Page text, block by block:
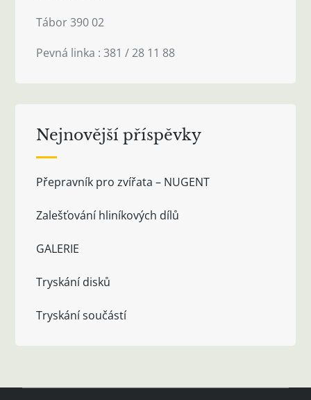
Tábor 390 02
Pevná linka : 381 / 28 11 88
Nejnovější příspěvky
Přepravník pro zvířata – NUGENT
Zalešťování hliníkových dílů
GALERIE
Tryskání disků
Tryskání součástí